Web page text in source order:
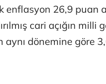
enflasyon 26,9 puan
cari açığın milli
aynı dönemine göre